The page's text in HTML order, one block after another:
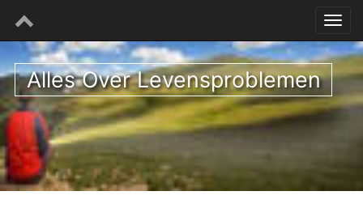
Alles Over Levensproblemen